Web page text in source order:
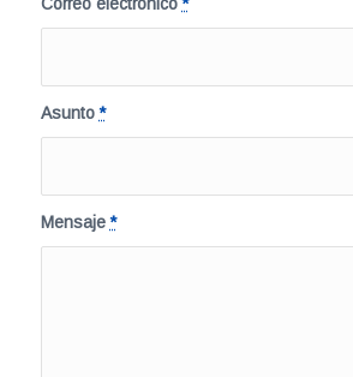
Correo electrónico*
Asunto*
Mensaje*